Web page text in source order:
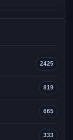
2425
819
665
333